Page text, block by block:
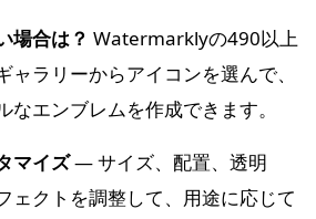
場合は？ Watermarklyの490以上
ャラリーからアイコンを選んで、
なエンブレムを作成できます。
マイズ— サイズ、配置、透明
ェクトを調整して、用途に応じて